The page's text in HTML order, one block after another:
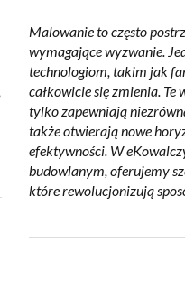
Malowanie to często
wymagające wyzwanie.
technologiom, takim jak
całkowicie się zmienia.
tylko zapewniają
także otwierają nowe
efektywności. W
budowlanym, oferujemy
które rewolucjonizują